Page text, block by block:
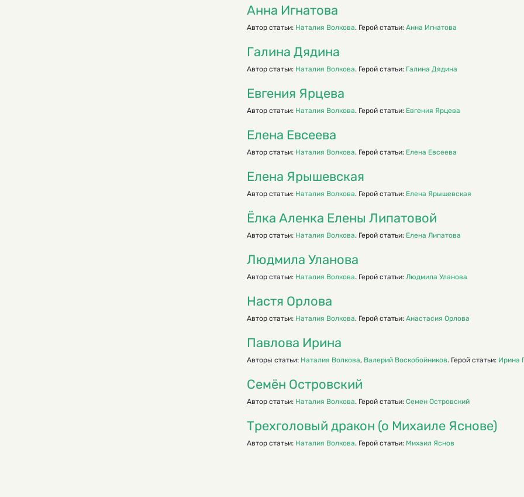
Анна Игнатова
Автор статьи: Наталия Волкова. Герой статьи: Анна Игнатова
Галина Дядина
Автор статьи: Наталия Волкова. Герой статьи: Галина Дядина
Евгения Ярцева
Автор статьи: Наталия Волкова. Герой статьи: Евгения Ярцева
Елена Евсеева
Автор статьи: Наталия Волкова. Герой статьи: Елена Евсеева
Елена Ярышевская
Автор статьи: Наталия Волкова. Герой статьи: Елена Ярышевская
Ёлка Аленка Елены Липатовой
Автор статьи: Наталия Волкова. Герой статьи: Елена Липатова
Людмила Уланова
Автор статьи: Наталия Волкова. Герой статьи: Людмила Уланова
Настя Орлова
Автор статьи: Наталия Волкова. Герой статьи: Анастасия Орлова
Павлова Ирина
Авторы статьи: Наталия Волкова, Валерий Воскобойников. Герой статьи: Ирина
Семён Островский
Автор статьи: Наталия Волкова. Герой статьи: Семен Островский
Трехголовый дракон (о Михаиле Яснове)
Автор статьи: Наталия Волкова. Герой статьи: Михаил Яснов